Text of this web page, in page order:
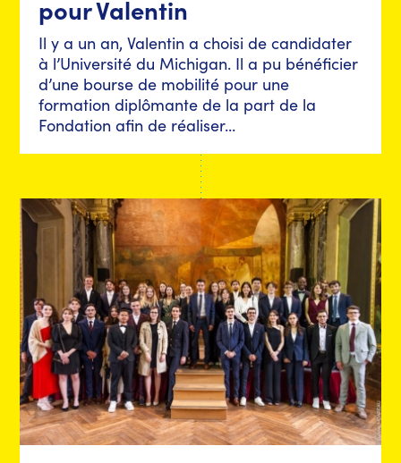
pour Valentin
Il y a un an, Valentin a choisi de candidater
à l’Université du Michigan. Il a pu bénéficier
d’une bourse de mobilité pour une
formation diplômante de la part de la
Fondation afin de réaliser...